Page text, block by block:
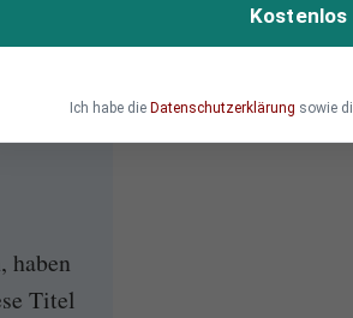
haben
Titel
Kostenlos
Ich habe die Datenschutzerklärung sowie